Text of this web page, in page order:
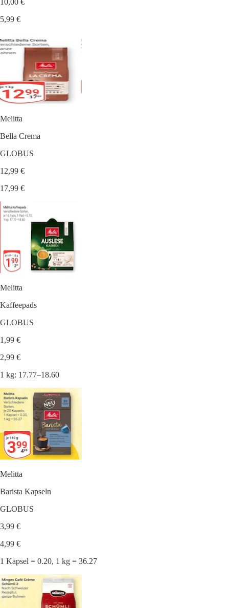
5,99 €
Melitta
Bella Crema
GLOBUS
12,99 €
17,99 €
Melitta
Kaffeepads
GLOBUS
1,99 €
2,99 €
1 kg: 17.77–18.60
Melitta
Barista Kapseln
GLOBUS
3,99 €
4,99 €
1 Kapsel = 0.20, 1 kg = 36.27